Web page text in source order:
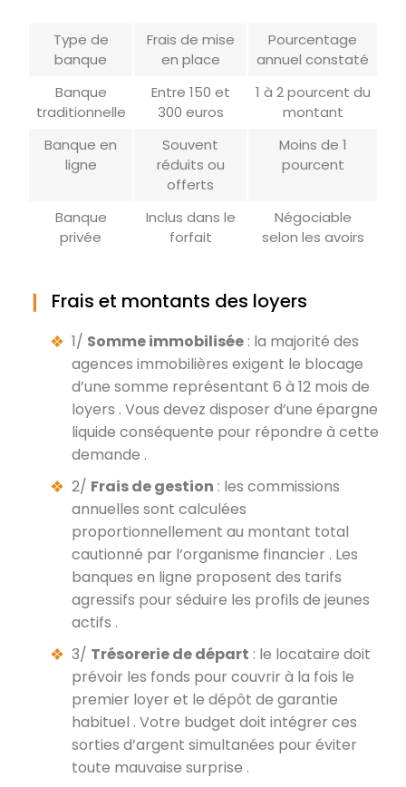
Type de
banque
Frais de mise
en place
Pourcentage
annuel constaté
Banque
traditionnelle
Entre 150 et
300 euros
1 à 2 pourcent du
montant
Banque en
ligne
Souvent
réduits ou
offerts
Moins de 1
pourcent
Banque
privée
Inclus dans le
forfait
Négociable
selon les avoirs
Frais et montants des loyers
1/ Somme immobilisée : la majorité des
agences immobilières exigent le blocage
d’une somme représentant 6 à 12 mois de
loyers . Vous devez disposer d’une épargne
liquide conséquente pour répondre à cette
demande .
2/ Frais de gestion : les commissions
annuelles sont calculées
proportionnellement au montant total
cautionné par l’organisme financier . Les
banques en ligne proposent des tarifs
agressifs pour séduire les profils de jeunes
actifs .
3/ Trésorerie de départ : le locataire doit
prévoir les fonds pour couvrir à la fois le
premier loyer et le dépôt de garantie
habituel . Votre budget doit intégrer ces
sorties d’argent simultanées pour éviter
toute mauvaise surprise .